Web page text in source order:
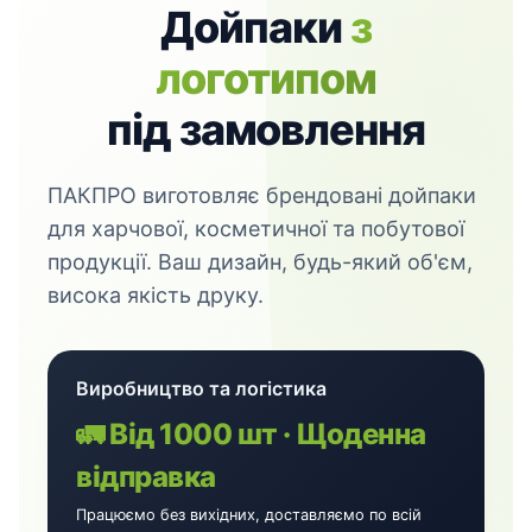
Дойпакиз
логотипом
під замовлення
ПАКПРО виготовляє брендовані дойпаки
для харчової, косметичної та побутової
продукції. Ваш дизайн, будь-який об'єм,
висока якість друку.
Виробництво та логістика
🚛 Від 1000 шт · Щоденна
відправка
Працюємо без вихідних, доставляємо по всій